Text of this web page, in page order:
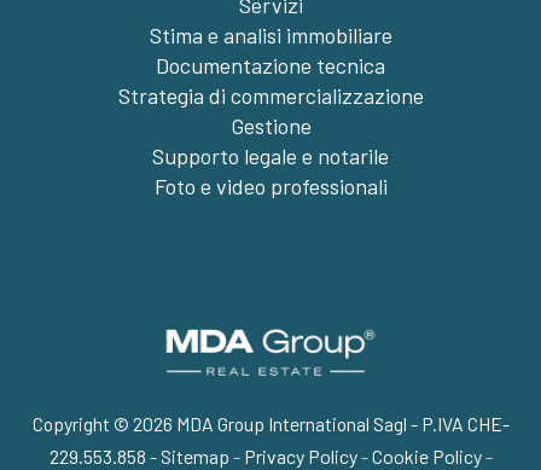
Servizi
Stima e analisi immobiliare
Documentazione tecnica
Strategia di commercializzazione
Gestione
Supporto legale e notarile
Foto e video professionali
Copyright © 2026 MDA Group International Sagl - P.IVA CHE-
229.553.858 - Sitemap - Privacy Policy-Cookie Policy-